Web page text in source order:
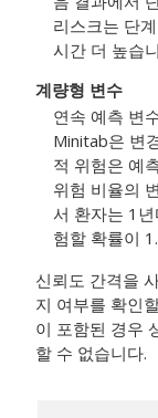
리스크는 단
시간 더 높습
계량형 변수
연속 예측 변
Minitab은 변
적 위험은 예
위험 비율의
서 환자는 1
험할 확률이
신뢰도 간격을
지 여부를 확인
이 포함된 경우
할 수 없습니다.